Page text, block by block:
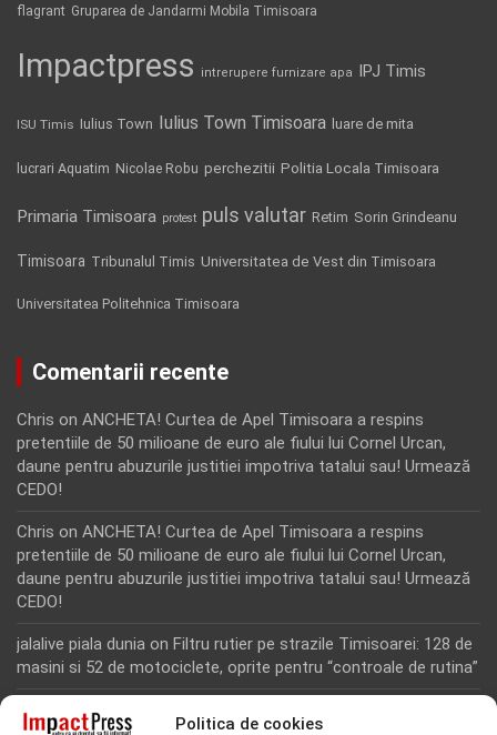
Politica de cookies
flagrant Gruparea de Jandarmi Mobila Timisoara
Impactpress intrerupere furnizare apa IPJ Timis
ISU Timis Iulius Town Iulius Town Timisoara luare de mita
lucrari Aquatim Nicolae Robu perchezitii Politia Locala Timisoara
Primaria Timisoara protest puls valutar Retim Sorin Grindeanu
Timisoara Tribunalul Timis Universitatea de Vest din Timisoara
Universitatea Politehnica Timisoara
Comentarii recente
Chris on ANCHETA! Curtea de Apel Timisoara a respins
pretentiile de 50 milioane de euro ale fiului lui Cornel Urcan,
daune pentru abuzurile justitiei impotriva tatalui sau! Urmează
CEDO!
Chris on ANCHETA! Curtea de Apel Timisoara a respins
pretentiile de 50 milioane de euro ale fiului lui Cornel Urcan,
daune pentru abuzurile justitiei impotriva tatalui sau! Urmează
CEDO!
jalalive piala dunia on Filtru rutier pe strazile Timisoarei: 128 de
masini si 52 de motociclete, oprite pentru “controale de rutina”
Rodion Camatoritul